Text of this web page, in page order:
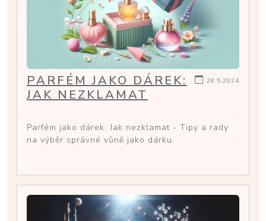
28.5.2024
PARFÉM JAKO DÁREK:
JAK NEZKLAMAT
Parfém jako dárek: Jak nezklamat - Tipy a rady
na výběr správné vůně jako dárku.